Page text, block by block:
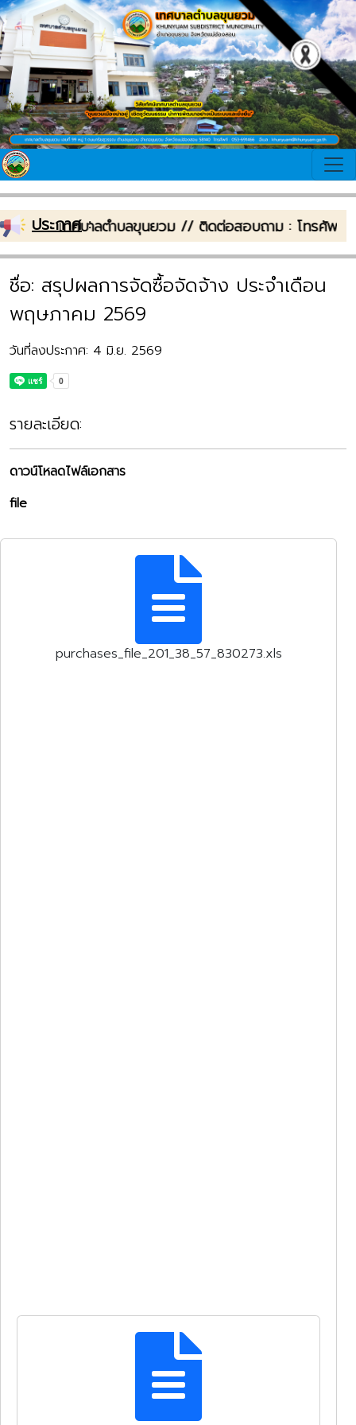
ประกาศ:
เข้าสู่เทศบาลตำบลขุนยวม // ติดต่อสอบถาม : โทรศัพท์ :
ชื่อ: สรุปผลการจัดซื้อจัดจ้าง ประจำเดือน
พฤษภาคม 2569
วันที่ลงประกาศ: 4 มิ.ย. 2569
รายละเอียด:
ดาวน์โหลดไฟล์เอกสาร
file
purchases_file_201_38_57_830273.xls